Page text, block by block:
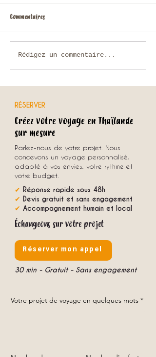
Que faire en Thaïlande en
Commentaires
Rédigez un commentaire...
RÉSERVER
Créez votre voyage en Thaïlande
sur mesure
Parlez-nous de votre projet. Nous
concevons un voyage personnalisé,
adapté à vos envies, votre rythme et
votre budget.
✔ Réponse rapide sous 48h
✔ Devis gratuit et sans engagement
✔ Accompagnement humain et local
Échangeons sur votre projet
Réserver mon appel
30 min - Gratuit - Sans engagement
Votre projet de voyage en quelques mots *